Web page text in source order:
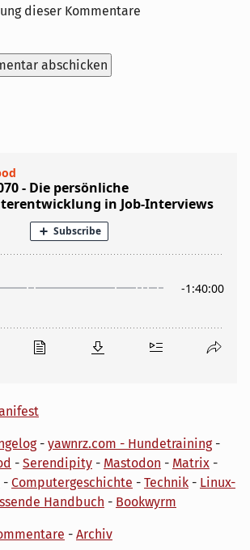
dieser Kommentare
- yawnrz.com - Hundetraining-
- Serendipity - Mastodon - Matrix -
- Computergeschichte - Technik - Linux-
Handbuch - Bookwyrm
- Archiv